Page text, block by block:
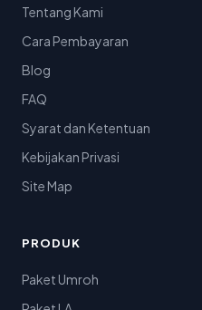
Tentang Kami
Cara Pembayaran
Blog
FAQ
Syarat dan Ketentuan
Kebijakan Privasi
Site Map
PRODUK
Paket Umroh